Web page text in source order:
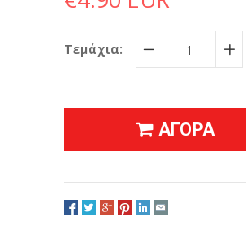
Τεμάχια:
− +
ΑΓΟΡΑ